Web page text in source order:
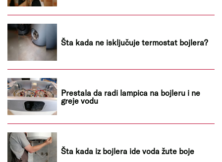
Šta kada ne isključuje termostat bojlera?
Prestala da radi lampica na bojleru i ne
greje vodu
Šta kada iz bojlera ide voda žute boje